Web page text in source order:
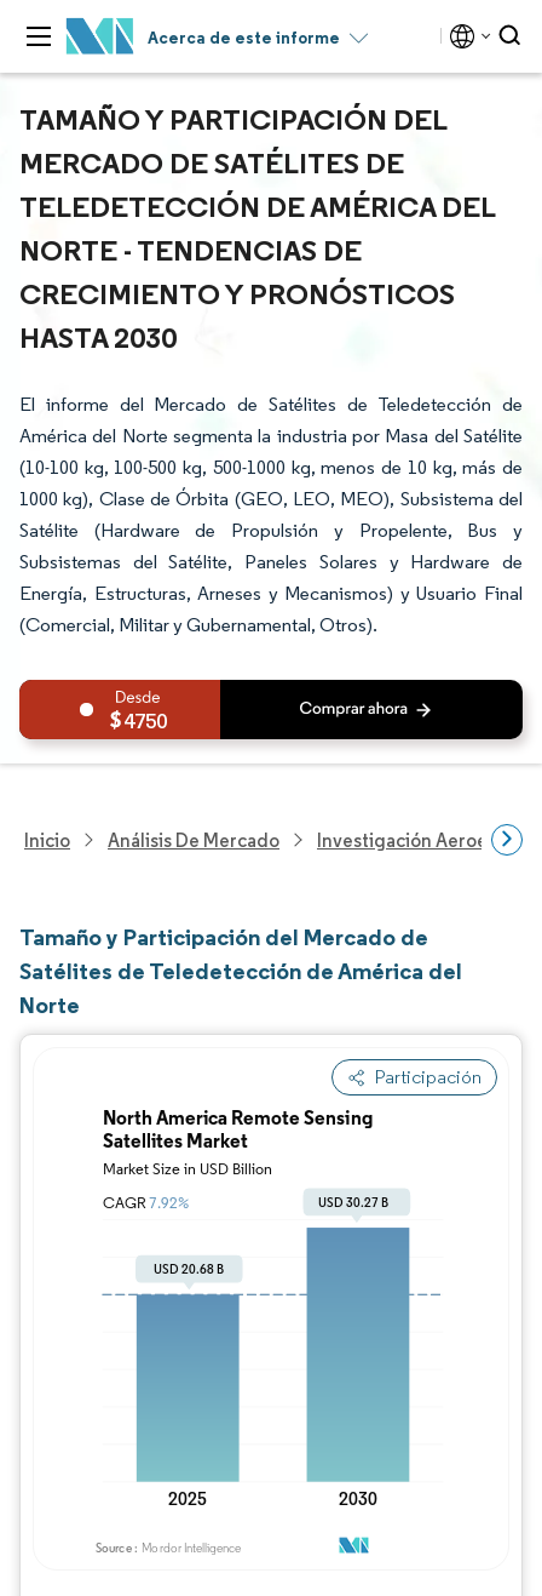
Acerca de este informe
TAMAÑO Y PARTICIPACIÓN DEL
MERCADO DE SATÉLITES DE
TELEDETECCIÓN DE AMÉRICA DEL
NORTE - TENDENCIAS DE
CRECIMIENTO Y PRONÓSTICOS
HASTA 2030
El informe del Mercado de Satélites de Teledetección de
América del Norte segmenta la industria por Masa del Satélite
(10-100 kg, 100-500 kg, 500-1000 kg, menos de 10 kg, más de
1000 kg), Clase de Órbita (GEO, LEO, MEO), Subsistema del
Satélite (Hardware de Propulsión y Propelente, Bus y
Subsistemas del Satélite, Paneles Solares y Hardware de
Energía, Estructuras, Arneses y Mecanismos) y Usuario Final
(Comercial, Militar y Gubernamental, Otros).
4750
Inicio Análisis De Mercado Investigación
Tamaño y Participación del Mercado de
Satélites de Teledetección de América del
Norte
Participación